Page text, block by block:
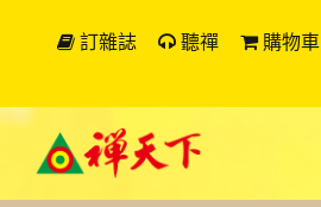
訂雜誌 聽禪 購物車